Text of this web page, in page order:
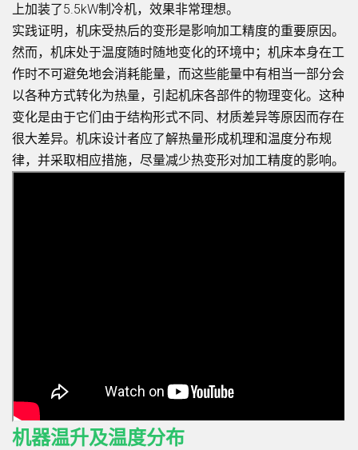
上加装了5.5kW制冷机，效果非常理想。
实践证明，机床受热后的变形是影响加工精度的重要原因。
然而，机床处于温度随时随地变化的环境中；机床本身在工
作时不可避免地会消耗能量，而这些能量中有相当一部分会
以各种方式转化为热量，引起机床各部件的物理变化。这种
变化是由于它们由于结构形式不同、材质差异等原因而存在
很大差异。机床设计者应了解热量形成机理和温度分布规
律，并采取相应措施，尽量减少热变形对加工精度的影响。
机器温升及温度分布